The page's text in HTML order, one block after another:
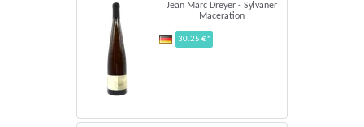
Jean Marc Dreyer - Sylvaner
Maceration
30.25 €*